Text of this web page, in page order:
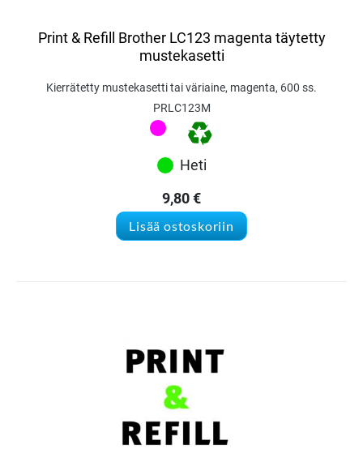
Print & Refill Brother LC123 magenta täytetty
mustekasetti
Kierrätetty mustekasetti tai väriaine, magenta, 600 ss.
PRLC123M
Heti
9,80€
Lisää ostoskoriin